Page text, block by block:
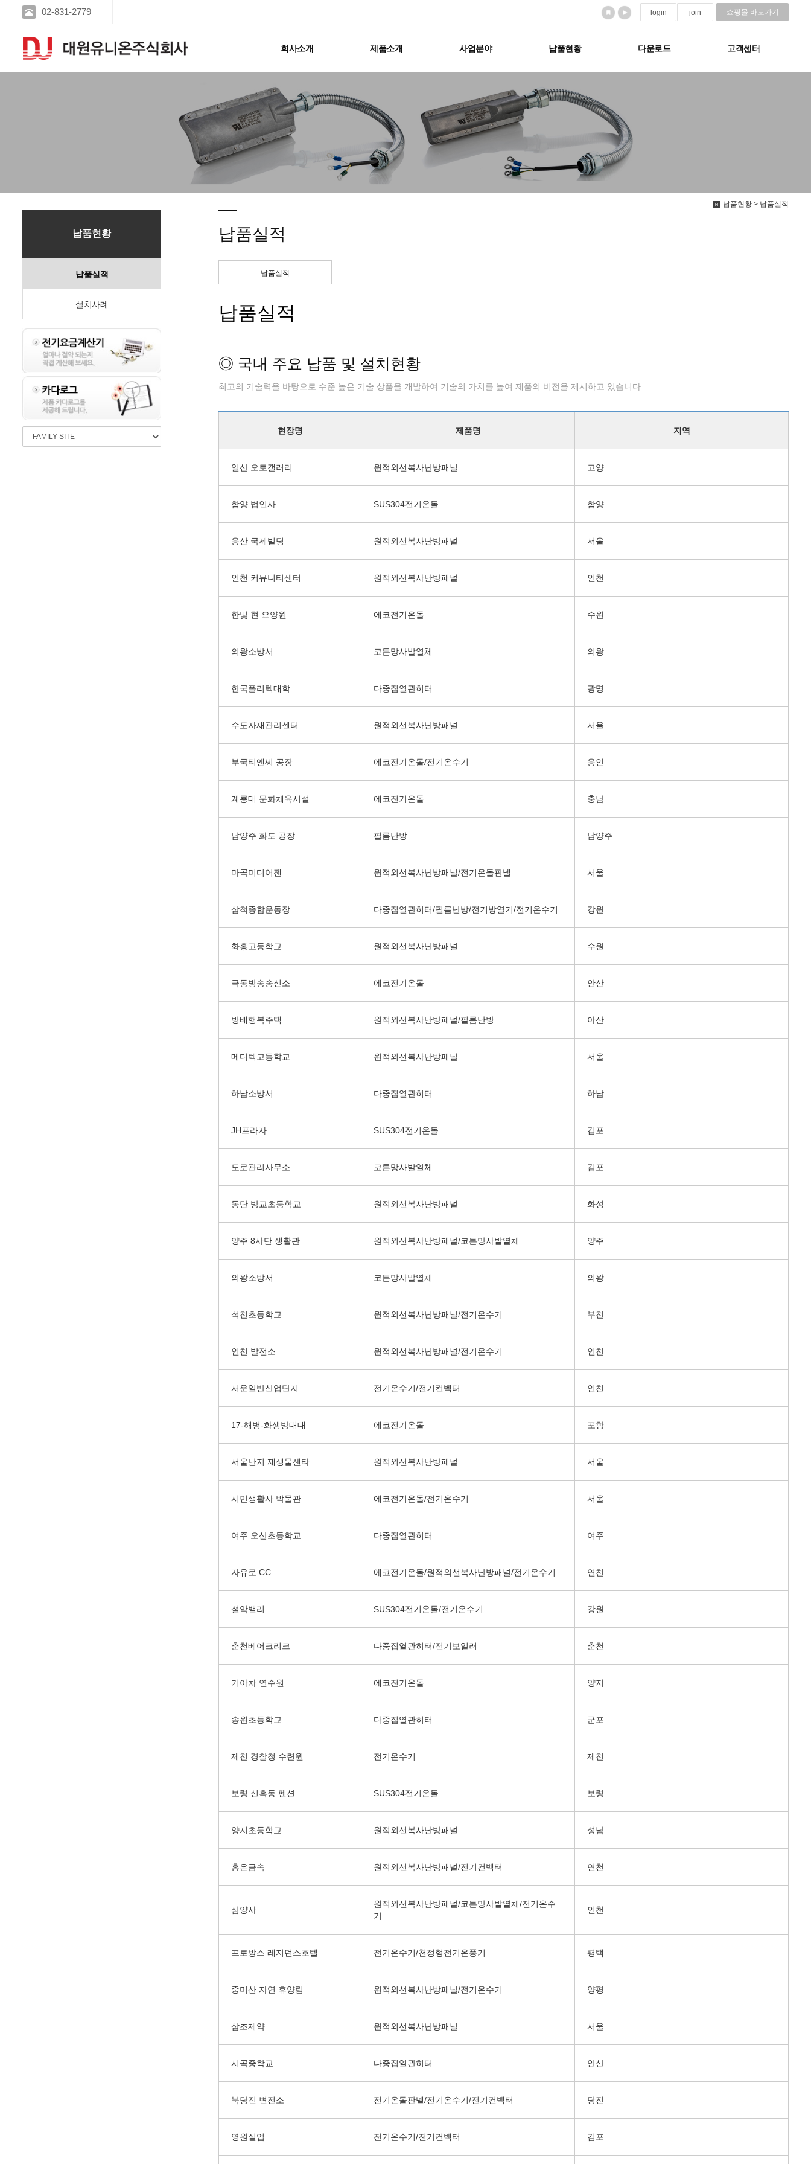
02-831-2779 login join 쇼핑몰 바로가기
회사소개 제품소개 사업분야 납품현황 다운로드 고객센터
납품현황 > 납품실적
납품현황
납품실적
설치사례
납품실적
납품실적
납품실적
◎ 국내 주요 납품 및 설치현황
최고의 기술력을 바탕으로 수준 높은 기술 상품을 개발하여 기술의 가치를 높여 제품의 비전을 제시하고 있습니다.
현장명 제품명 지역
일산 오토갤러리 원적외선복사난방패널 고양
함양 법인사 SUS304전기온돌 함양
용산 국제빌딩 원적외선복사난방패널 서울
인천 커뮤니티센터 원적외선복사난방패널 인천
한빛 현 요양원 에코전기온돌 수원
의왕소방서 코튼망사발열체 의왕
한국폴리텍대학 다중집열관히터 광명
수도자재관리센터 원적외선복사난방패널 서울
부국티엔씨 공장 에코전기온돌/전기온수기 용인
계룡대 문화체육시설 에코전기온돌 충남
남양주 화도 공장 필름난방 남양주
마곡미디어젠 원적외선복사난방패널/전기온돌판넬 서울
삼척종합운동장 다중집열관히터/필름난방/전기방열기/전기온수기 강원
화홍고등학교 원적외선복사난방패널 수원
극동방송송신소 에코전기온돌 안산
방배행복주택 원적외선복사난방패널/필름난방 아산
메디텍고등학교 원적외선복사난방패널 서울
하남소방서 다중집열관히터 하남
JH프라자 SUS304전기온돌 김포
도로관리사무소 코튼망사발열체 김포
동탄 방교초등학교 원적외선복사난방패널 화성
양주 8사단 생활관 원적외선복사난방패널/코튼망사발열체 양주
의왕소방서 코튼망사발열체 의왕
석천초등학교 원적외선복사난방패널/전기온수기 부천
인천 발전소 원적외선복사난방패널/전기온수기 인천
서운일반산업단지 전기온수기/전기컨벡터 인천
17-해병-화생방대대 에코전기온돌 포항
서울난지 재생물센타 원적외선복사난방패널 서울
시민생활사 박물관 에코전기온돌/전기온수기 서울
여주 오산초등학교 다중집열관히터 여주
자유로 CC 에코전기온돌/원적외선복사난방패널/전기온수기 연천
설악밸리 SUS304전기온돌/전기온수기 강원
춘천베어크리크 다중집열관히터/전기보일러 춘천
기아차 연수원 에코전기온돌 양지
송원초등학교 다중집열관히터 군포
제천 경찰청 수련원 전기온수기 제천
보령 신흑동 펜션 SUS304전기온돌 보령
양지초등학교 원적외선복사난방패널 성남
홍은금속 원적외선복사난방패널/전기컨벡터 연천
삼양사
원적외선복사난방패널/코튼망사발열체/전기온수
기
인천
프로방스 레지던스호텔 전기온수기/천정형전기온풍기 평택
중미산 자연 휴양림 원적외선복사난방패널/전기온수기 양평
삼조제약 원적외선복사난방패널 서울
시곡중학교 다중집열관히터 안산
북당진 변전소 전기온돌판넬/전기온수기/전기컨벡터 당진
영원실업 전기온수기/전기컨벡터 김포